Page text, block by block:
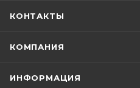
КОНТАКТЫ
КОМПАНИЯ
ИНФОРМАЦИЯ